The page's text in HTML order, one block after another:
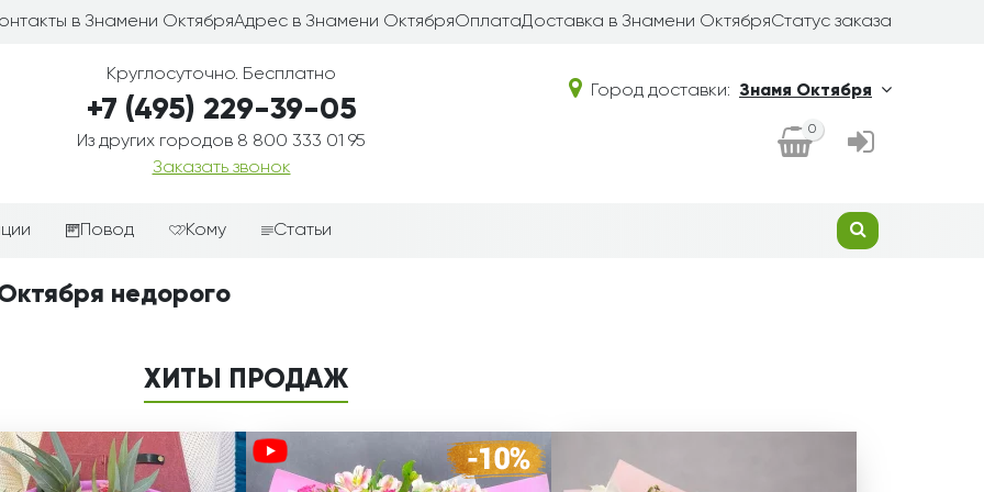
в Знамени ОктябряАдрес в Знамени ОктябряОплатаДоставка в Знамени ОктябряСтатус заказа
Круглосуточно. Бесплатно
+7 (495) 229-39-05
Из других городов 8 800 333 01 95
Заказать звонок
Город доставки: Знамя Октября
0
корзины
корзины
Повод
цветам
День рождения
Любовь
Просто так
Кому
Мужчине
Папе
Статьи
недорого
ХИТЫ ПРОДАЖ